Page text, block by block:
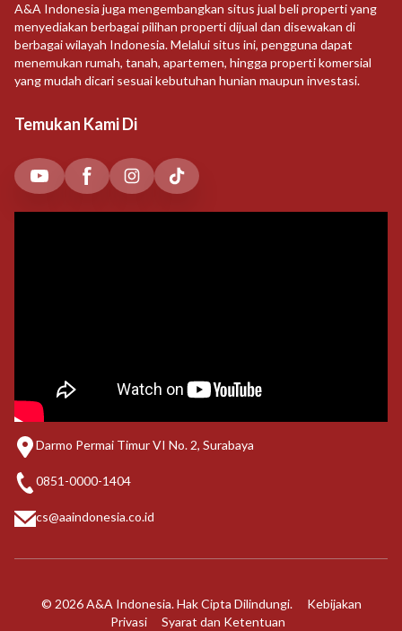
A&A Indonesia juga mengembangkan situs jual beli properti yang
menyediakan berbagai pilihan properti dijual dan disewakan di
berbagai wilayah Indonesia. Melalui situs ini, pengguna dapat
menemukan rumah, tanah, apartemen, hingga properti komersial
yang mudah dicari sesuai kebutuhan hunian maupun investasi.
Temukan Kami Di
Darmo Permai Timur VI No. 2, Surabaya
0851-0000-1404
cs@aaindonesia.co.id
© 2026 A&A Indonesia. Hak Cipta Dilindungi.
Kebijakan
Privasi
Syarat dan Ketentuan